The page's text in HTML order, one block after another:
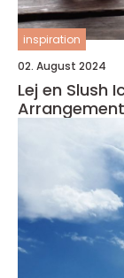
inspiration
02. August 2024
Lej en Slush